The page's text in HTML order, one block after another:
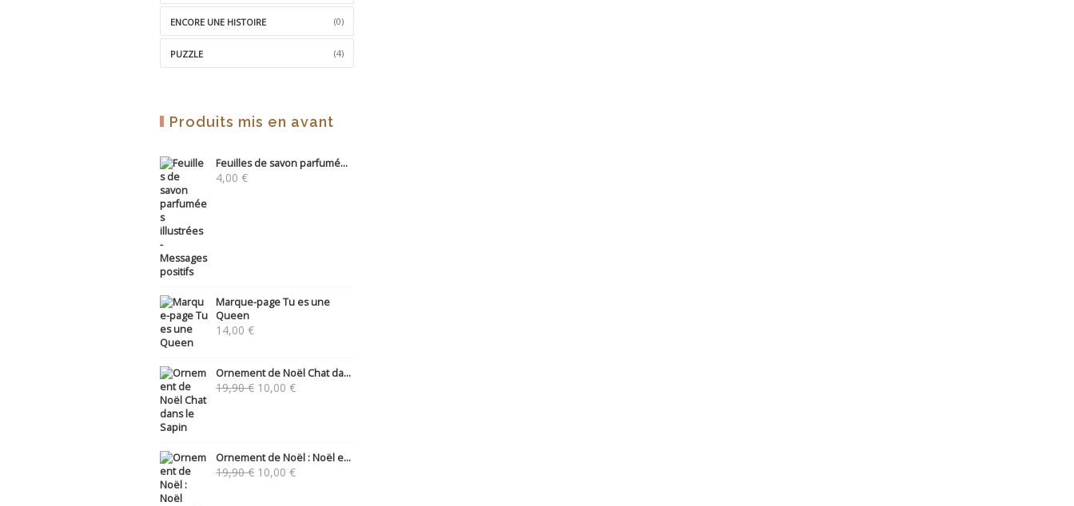
ENCORE UNE HISTOIRE (0)
PUZZLE (4)
Produits mis en avant
Feuilles de savon parfumé...
4,00 €
Marque-page Tu es une
Queen
14,00 €
Ornement de Noël Chat da...
19,90€ Le
10,00 €Le
Ornement de Noël : Noël e...
19,90€ Le
10,00 €Le